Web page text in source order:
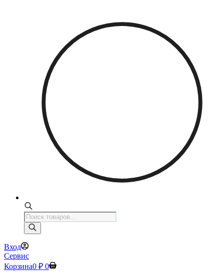
Поиск
товаров
Вход
Сервис
Корзина0 ₽ 0